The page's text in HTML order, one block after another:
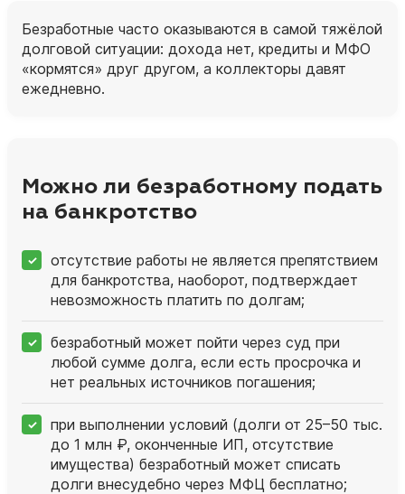
Безработные часто оказываются в самой тяжёлой
долговой ситуации: дохода нет, кредиты и МФО
«кормятся» друг другом, а коллекторы давят
ежедневно.
Можно ли безработному подать
на банкротство
отсутствие работы не является препятствием
для банкротства, наоборот, подтверждает
невозможность платить по долгам;
безработный может пойти через суд при
любой сумме долга, если есть просрочка и
нет реальных источников погашения;
при выполнении условий (долги от 25–50 тыс.
до 1 млн ₽, оконченные ИП, отсутствие
имущества) безработный может списать
долги внесудебно через МФЦ бесплатно;